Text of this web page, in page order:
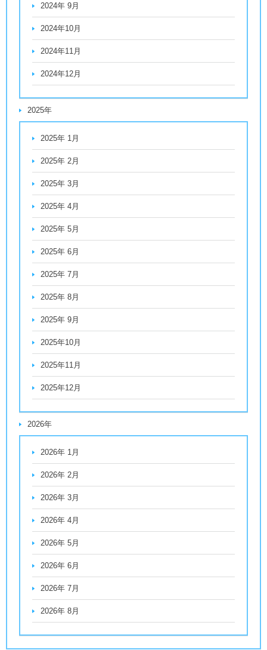
2024年 9月
2024年10月
2024年11月
2024年12月
2025年
2025年 1月
2025年 2月
2025年 3月
2025年 4月
2025年 5月
2025年 6月
2025年 7月
2025年 8月
2025年 9月
2025年10月
2025年11月
2025年12月
2026年
2026年 1月
2026年 2月
2026年 3月
2026年 4月
2026年 5月
2026年 6月
2026年 7月
2026年 8月